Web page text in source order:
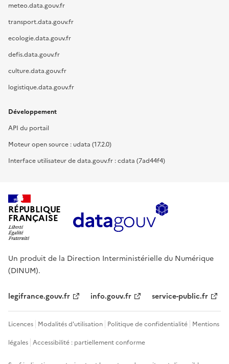
meteo.data.gouv.fr
transport.data.gouv.fr
ecologie.data.gouv.fr
defis.data.gouv.fr
culture.data.gouv.fr
logistique.data.gouv.fr
Développement
API du portail
Moteur open source : udata (17.2.0)
Interface utilisateur de data.gouv.fr : cdata (7ad44f4)
RÉPUBLIQUE
FRANÇAISE
Un produit de la Direction Interministérielle du Numérique
(DINUM).
legifrance.gouv.fr info.gouv.fr service-public.fr
Licences Modalités d'utilisation Politique de confidentialité Mentions
légales Accessibilité : partiellement conforme